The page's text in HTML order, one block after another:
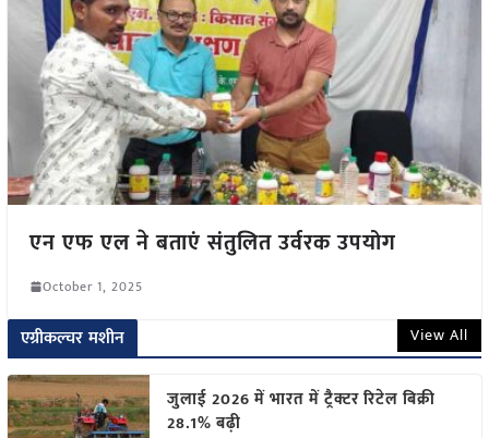
एन एफ एल ने बताएं संतुलित उर्वरक उपयोग
October 1, 2025
एग्रीकल्चर मशीन View All
जुलाई 2026 में भारत में ट्रैक्टर रिटेल बिक्री
28.1% बढ़ी